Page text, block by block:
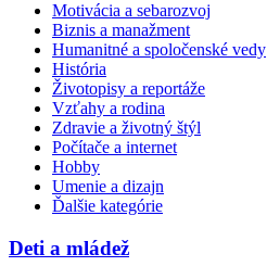
Motivácia a sebarozvoj
Biznis a manažment
Humanitné a spoločenské vedy
História
Životopisy a reportáže
Vzťahy a rodina
Zdravie a životný štýl
Počítače a internet
Hobby
Umenie a dizajn
Ďalšie kategórie
Deti a mládež